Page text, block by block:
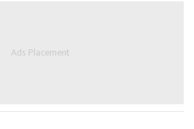
Ads Placement